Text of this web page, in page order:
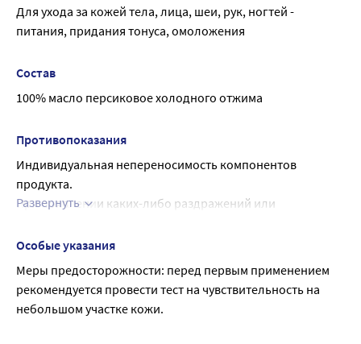
кожу до полного очищения
для ухода за кожей вокруг глаз несколько капель
очищенных от макияжа веках
для массажа масло рекомендуется согреть до 36-38°С
Для ухода за кожей тела, лица, шеи, рук, ногтей -
питания, придания тонуса, омоложения
Состав
100% масло персиковое холодного отжима
Противопоказания
Индивидуальная непереносимость компонентов
продукта.
При появлении каких-либо раздражений или
использование.
Развернуть
Особые указания
Меры предосторожности: перед первым применением
рекомендуется провести тест на чувствительность на
небольшом участке кожи.